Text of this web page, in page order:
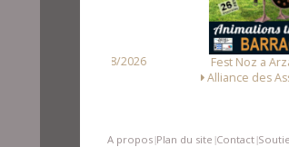
Fest Noz a Arzal le 15/
Alliance des
A propos Plan du site Contact